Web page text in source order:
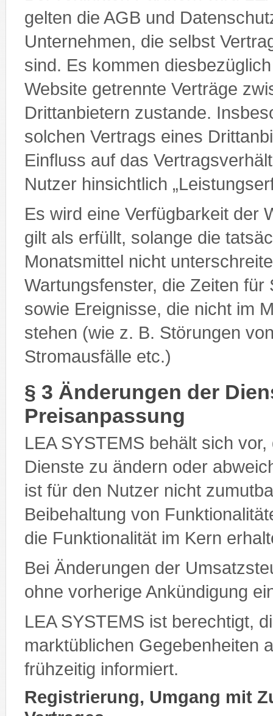
gelten die AGB und
Unternehmen, die selbst
sind. Es kommen
Website getrennte Verträge
Drittanbietern zustande.
solchen Vertrags eines
Einfluss auf das
Nutzer hinsichtlich
Es wird eine Verfügbarkeit der
gilt als erfüllt, solange die
Monatsmittel nicht
Wartungsfenster, die Zeiten
sowie Ereignisse, die nicht im
stehen (wie z. B. Störungen
Stromausfälle etc.)
§ 3 Änderungen der
Preisanpassung
LEA SYSTEMS behält sich
Dienste zu ändern oder
ist für den Nutzer nicht
Beibehaltung von
die Funktionalität im Kern
Bei Änderungen der
ohne vorherige Ankündigung
LEA SYSTEMS ist berechtigt,
marktüblichen Gegebenheiten
frühzeitig informiert.
Registrierung, Umgang mit